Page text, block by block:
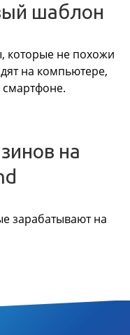
шаблон
которые не похожи
на компьютере,
смартфоне.
на
зарабатывают на